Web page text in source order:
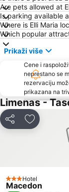
Irakleitsa Αlana
Keramoti
Skala Marion
Ammoglossa -
Toska
Kavala
Astrida
Kazaviti
Atspas
Arogi
Are pets allowed at
Is parking available
Where is Elli Maria
Which popular
Prikaži više
Cene i
neprestano se
rezervaciju
prikazana na
Limenas -
Deli Dodati u
3 Zvezdice
Hotel
Macedon